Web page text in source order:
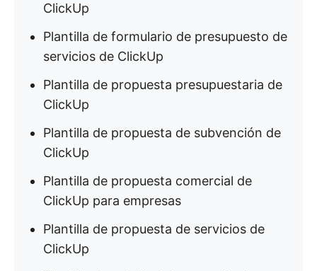
ClickUp
Plantilla de formulario de presupuesto de
servicios de ClickUp
Plantilla de propuesta presupuestaria de
ClickUp
Plantilla de propuesta de subvención de
ClickUp
Plantilla de propuesta comercial de
ClickUp para empresas
Plantilla de propuesta de servicios de
ClickUp